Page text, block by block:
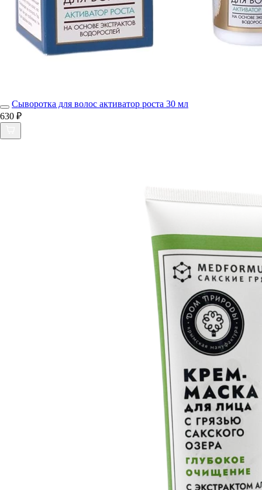
Сыворотка для волос активатор роста 30 мл
630 ₽